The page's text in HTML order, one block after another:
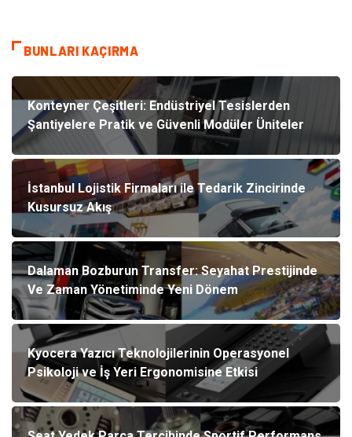
BUNLARI KAÇIRMA
Konteyner Çeşitleri: Endüstriyel Tesislerden
Şantiyelere Pratik ve Güvenli Modüler Üniteler
İstanbul Lojistik Firmaları ile Tedarik Zincirinde
Kusursuz Akış
Dalaman Bozburun Transfer: Seyahat Prestijinde
Ve Zaman Yönetiminde Yeni Dönem
Kyocera Yazıcı Teknolojilerinin Operasyonel
Psikoloji ve İş Yeri Ergonomisine Etkisi